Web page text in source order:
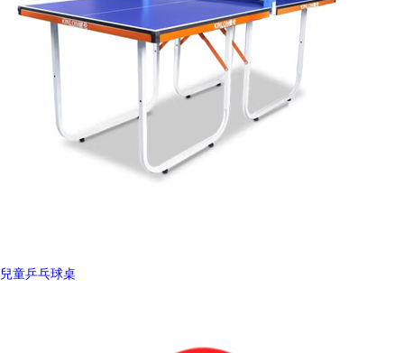
兒童乒乓球桌